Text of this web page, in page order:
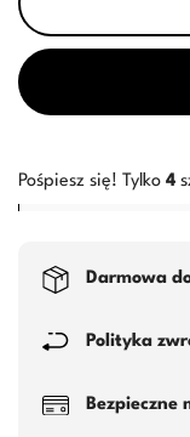
Pośpiesz się! Tylko 4
Darmowa
Polityka
Bezpieczne